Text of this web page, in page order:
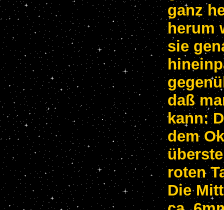
ganz
herum
sie
daß
kann:
dem
roten
Die